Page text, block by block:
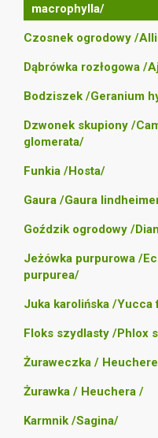
macrophylla/
Czosnek ogrodowy /
Dąbrówka rozłogowa /
Bodziszek /Geranium
Dzwonek skupiony /
glomerata/
Funkia /Hosta/
Gaura /Gaura
Goździk ogrodowy /
Jeżówka purpurowa /
purpurea/
Juka karolińska /Yucca
Floks szydlasty /Phlox
Żuraweczka /
Żurawka / Heuchera /
Karmnik /Sagina/